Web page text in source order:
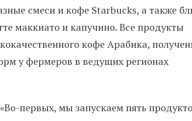
смеси и кофе Starbucks, а также
маккиато и капучино. Все продукты
кофе Арабика,
у фермеров в ведущих регионах
первых, мы запускаем пять